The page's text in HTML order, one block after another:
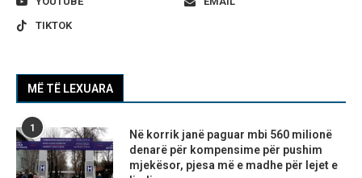
TIKTOK
MË TË LEXUARA
1
Në korrik janë paguar mbi 560 milionë
denarë për kompensime për pushim
mjekësor, pjesa më e madhe për lejet e